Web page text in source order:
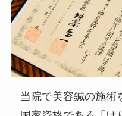
当院で美容鍼の施術